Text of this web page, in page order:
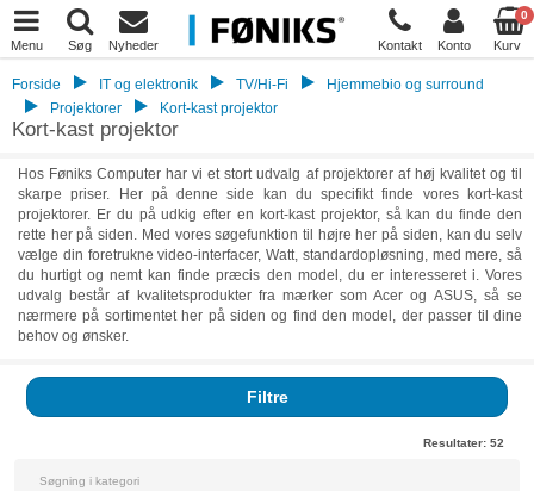
Menu Søg Nyheder Kontakt Konto
0
Kurv
Forside IT og elektronik TV/Hi-Fi
Hjemmebio og surround
Projektorer
Kort-kast projektor
Kort-kast projektor
Hos Føniks Computer har vi et stort udvalg af projektorer af høj kvalitet og til
skarpe priser. Her på denne side kan du specifikt finde vores kort-kast
projektorer. Er du på udkig efter en kort-kast projektor, så kan du finde den
rette her på siden. Med vores søgefunktion til højre her på siden, kan du selv
vælge din foretrukne video-interfacer, Watt, standardopløsning, med mere, så
du hurtigt og nemt kan finde præcis den model, du er interesseret i. Vores
udvalg består af kvalitetsprodukter fra mærker som Acer og ASUS, så se
nærmere på sortimentet her på siden og find den model, der passer til dine
behov og ønsker.
Filtre
Resultater: 52